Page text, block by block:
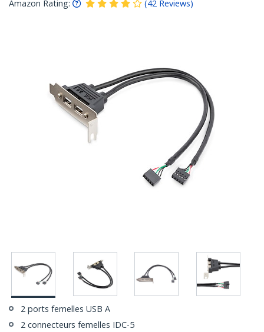
Amazon Rating:
(42 Reviews)
2 ports femelles USB A
2 connecteurs femelles IDC-5